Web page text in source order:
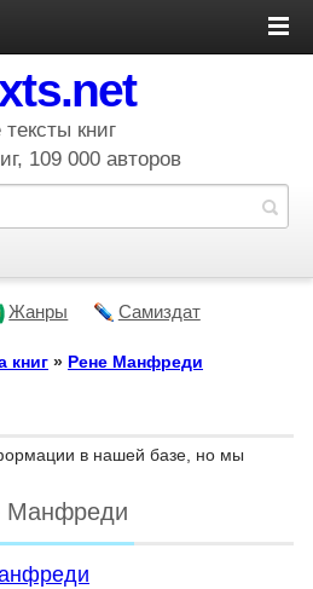
тексты книг
109 000 авторов
Жанры Самиздат
книг » Рене Манфреди
в нашей базе, но мы
Манфреди